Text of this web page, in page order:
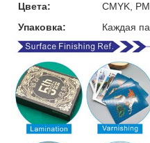
Цвета:
CMYK,
Упаковка:
Каждая